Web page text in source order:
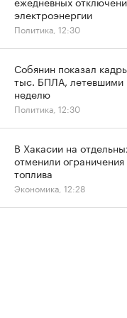
электроэнергии
Политика, 12:30
Собянин показал
тыс. БПЛА, летевшими
неделю
Политика, 12:30
В Хакасии на
отменили ограничения
топлива
Экономика, 12:28